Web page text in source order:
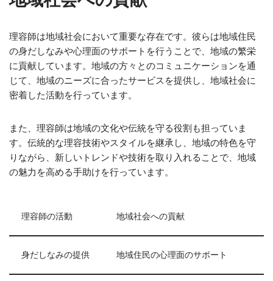
理容師は地域社会において重要な存在です。彼らは地域住民
の身だしなみや心理面のサポートを行うことで、地域の繁栄
に貢献しています。地域の方々とのコミュニケーションを通
じて、地域のニーズに合ったサービスを提供し、地域社会に
密着した活動を行っています。
また、理容師は地域の文化や伝統を守る役割も担っていま
す。伝統的な理容技術やスタイルを継承し、地域の特色を守
りながら、新しいトレンドや技術を取り入れることで、地域
の魅力を高める手助けを行っています。
理容師の活動 地域社会への貢献
身だしなみの提供 地域住民の心理面のサポート